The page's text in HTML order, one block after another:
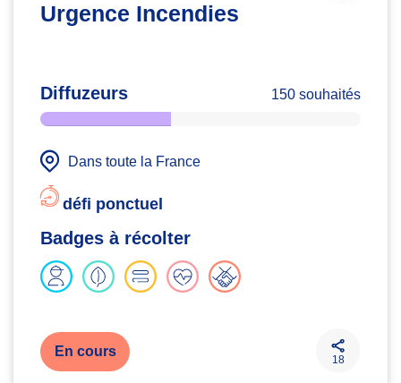
Urgence Incendies
Diffuzeurs 150 souhaités
Dans toute la France
défi ponctuel
Badges à récolter
En cours
18